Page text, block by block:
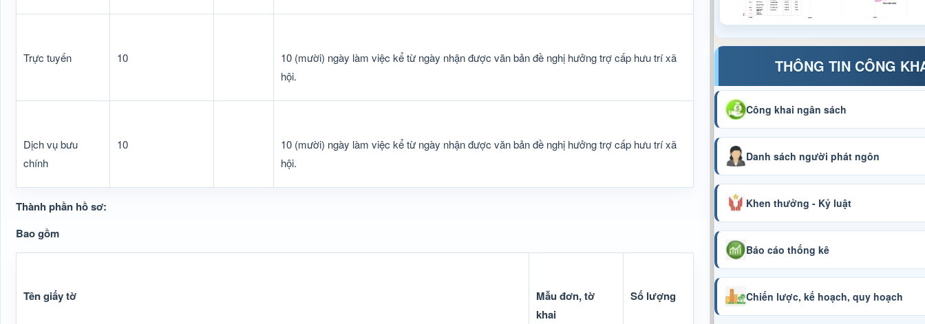
Trực tuyến 10
10 (mười) ngày làm việc kể từ ngày nhận được văn bản đề nghị hưởng trợ cấp hưu trí xã
hội.
Dịch vụ bưu
chính
10
10 (mười) ngày làm việc kể từ ngày nhận được văn bản đề nghị hưởng trợ cấp hưu trí xã
hội.
Thành phần hồ sơ:
Bao gồm
Tên giấy tờ
Mẫu đơn, tờ
khai
Số lượng
THÔNG TIN CÔNG
Công khai ngân sách
Danh sách người phát ngôn
Khen thưởng - Kỷ luật
Báo cáo thống kê
Chiến lược, kế hoạch, quy hoạch